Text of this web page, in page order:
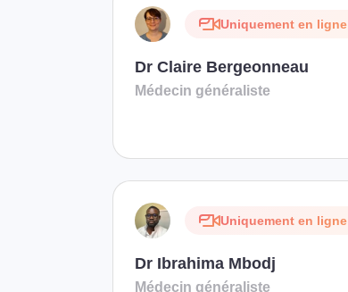
Uniquement en ligne
Dr Claire Bergeonneau
Médecin généraliste
Uniquement en ligne
Dr Ibrahima Mbodj
Médecin généraliste